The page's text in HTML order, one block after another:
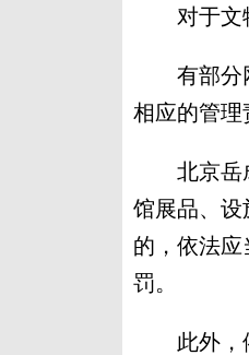
对于文物
有部分网
相应的管理
北京岳成
馆展品、设
的，依法
罚。
此外，依